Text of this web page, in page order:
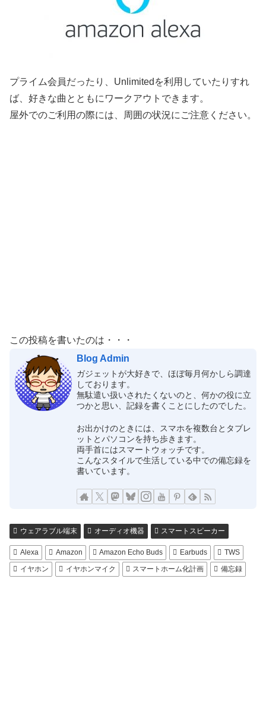
プライム会員だったり、Unlimitedを利用していたりすれ
ば、好きな曲とともにワークアウトできます。
屋外でのご利用の際には、周囲の状況にご注意ください。
この投稿を書いたのは・・・
Blog Admin
ガジェットが大好きで、ほぼ毎月何かしら調達
しております。
無駄遣い扱いされたくないのと、何かの役に立
つかと思い、記録を書くことにしたのでした。
お出かけのときには、スマホを複数台とタブレ
ットとパソコンを持ち歩きます。
両手首にはスマートウォッチです。
こんなスタイルで生活している中での備忘録を
書いています。
ウェアラブル端末 オーディオ機器 スマートスピーカー
Alexa Amazon Amazon Echo Buds Earbuds
TWS
イヤホン
イヤホンマイク スマートホーム化計画 備忘録